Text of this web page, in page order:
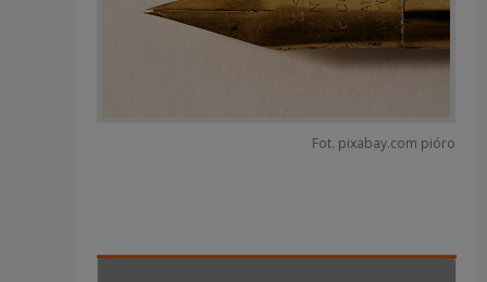
Fot. pixabay.com pióro